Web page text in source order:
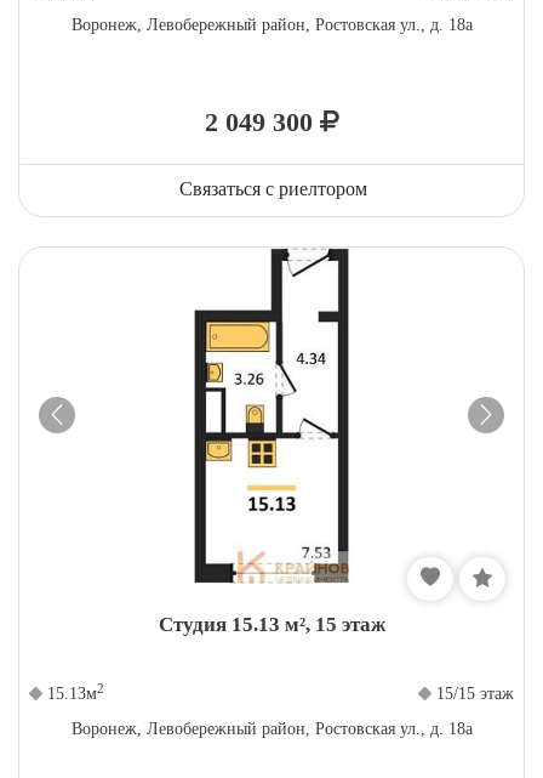
Воронеж, Левобережный район, Ростовская ул., д. 18а
2 049 300
Связаться с риелтором
Студия 15.13 м², 15 этаж
15.13м2
15/15 этаж
Воронеж, Левобережный район, Ростовская ул., д. 18а